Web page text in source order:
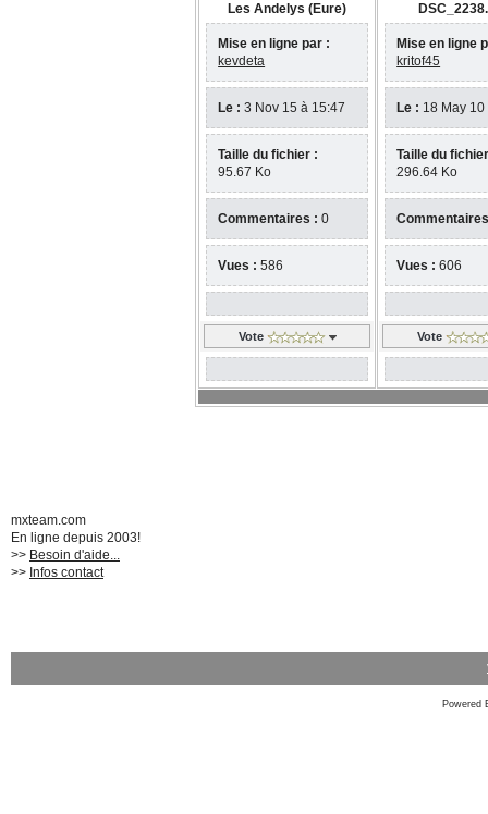
Les Andelys (Eure)
Mise en ligne par :
kevdeta
Le : 3 Nov 15 à 15:47
Taille du fichier :
95.67 Ko
Commentaires : 0
Vues :586
Vote
Mise en ligne
kritof45
Le : 18 May
Taille du
296.64 Ko
Vues :606
Vote
mxteam.com
En ligne depuis 2003!
>> Besoin d'aide...
>> Infos contact
Powered